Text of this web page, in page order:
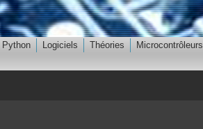
Python Logiciels Théories Microcontrôleurs